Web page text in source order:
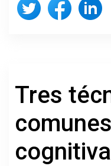
Tres
cognitiva